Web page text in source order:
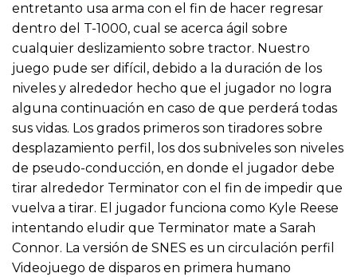
entretanto usa arma con el fin de hacer regresar
dentro del T-1000, cual se acerca ágil sobre
cualquier deslizamiento sobre tractor. Nuestro
juego pude ser difícil, debido a la duración de los
niveles y alrededor hecho que el jugador no logra
alguna continuación en caso de que perderá todas
sus vidas. Los grados primeros son tiradores sobre
desplazamiento perfil, los dos subniveles son niveles
de pseudo-conducción, en donde el jugador debe
tirar alrededor Terminator con el fin de impedir que
vuelva a tirar. El jugador funciona como Kyle Reese
intentando eludir que Terminator mate a Sarah
Connor. La versión de SNES es un circulación perfil
Videojuego de disparos en primera humano